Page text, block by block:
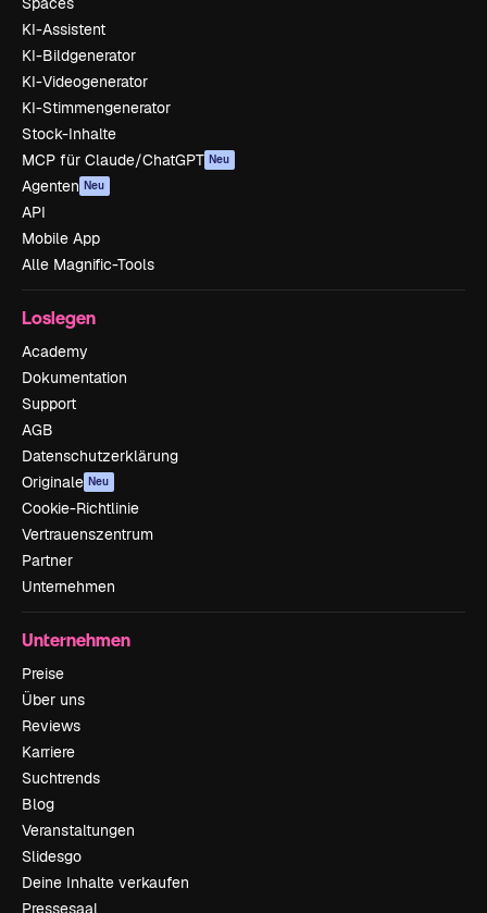
KI-Assistent
KI-Bildgenerator
KI-Videogenerator
KI-Stimmengenerator
Stock-Inhalte
MCP für Claude/ChatGPT Neu
Agenten Neu
API
Mobile App
Alle Magnific-Tools
Loslegen
Academy
Dokumentation
Support
AGB
Datenschutzerklärung
Originale Neu
Cookie-Richtlinie
Vertrauenszentrum
Partner
Unternehmen
Unternehmen
Preise
Über uns
Reviews
Karriere
Suchtrends
Blog
Veranstaltungen
Slidesgo
Deine Inhalte verkaufen
Pressesaal